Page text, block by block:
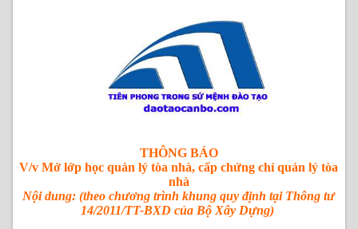
THÔNG BÁO
V/v Mở lớp học quản lý tòa nhà, cấp chứng chỉ quản lý tòa
nhà
Nội dung: (theo chương trình khung quy định tại Thông tư
14/2011/TT-BXD của Bộ Xây Dựng)